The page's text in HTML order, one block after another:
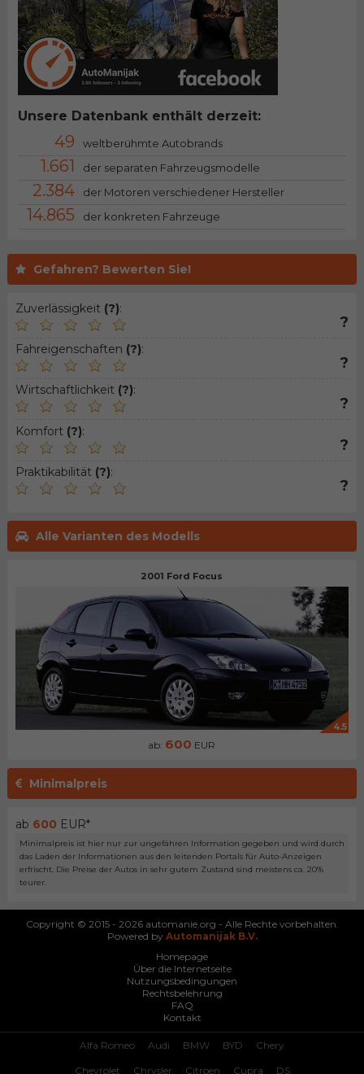
Gefahren? Bewerten Sie!
Zuverlässigkeit (?):
?
Fahreigenschaften (?):
?
Wirtschaftlichkeit (?):
?
Komfort (?):
?
Praktikabilität (?):
?
Alle Varianten des Modells
2001 Ford Focus
4.5
ab: 600 EUR
Minimalpreis
ab 600 EUR*
Minimalpreis ist hier nur zur ungefähren Information gegeben und wird durch
das Laden der Informationen aus den leitenden Portals für Auto-Anzeigen
erfrischt. Die Preise der Autos in sehr gutem Zustand sind meistens ca. 20%
teurer.
Unsere Datenbank enthält derzeit:
49 weltberühmte Autobrands
1.661 der separaten Fahrzeugsmodelle
2.384 der Motoren verschiedener Hersteller
14.865 der konkreten Fahrzeuge
Copyright © 2015 - 2026 automanie.org - Alle Rechte vorbehalten.
Powered by Automanijak B.V.
Homepage
Über die Internetseite
Nutzungsbedingungen
Rechtsbelehrung
FAQ
Kontakt
Alfa Romeo Audi BMW BYD Chery
Chevrolet Chrysler Citroen Cupra DS